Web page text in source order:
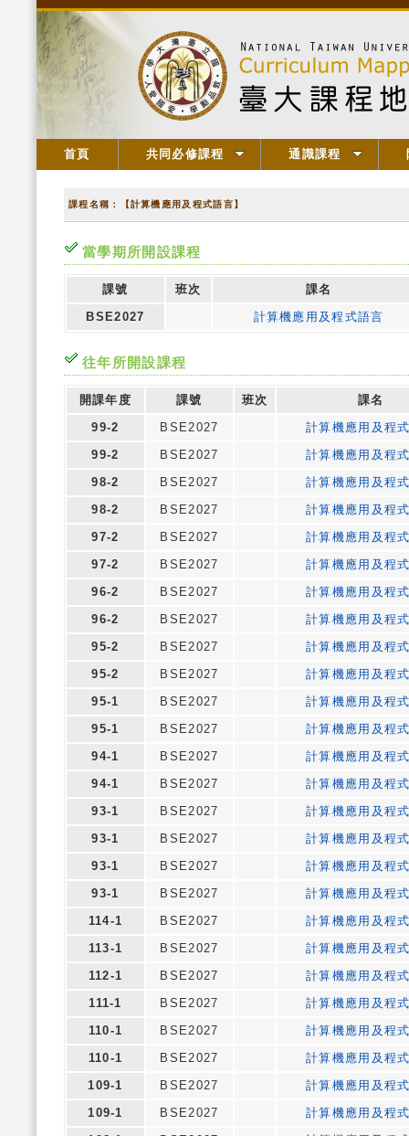
首頁 共同必修課程 通識課程
課程名稱：【計算機應用及程式語言】
當學期所開設課程
課號 班次
課名
BSE2027
計算機應用及程式語言
往年所開設課程
開課年度 課號 班次
課名
99-2
BSE2027
計算機應用及程
99-2
BSE2027
計算機應用及程
98-2
BSE2027
計算機應用及程
98-2
BSE2027
計算機應用及程
97-2
BSE2027
計算機應用及程
97-2
BSE2027
計算機應用及程
96-2
BSE2027
計算機應用及程
96-2
BSE2027
計算機應用及程
95-2
BSE2027
計算機應用及程
95-2
BSE2027
計算機應用及程
95-1
BSE2027
計算機應用及程
95-1
BSE2027
計算機應用及程
94-1
BSE2027
計算機應用及程
94-1
BSE2027
計算機應用及程
93-1
BSE2027
計算機應用及程
93-1
BSE2027
計算機應用及程
93-1
BSE2027
計算機應用及程
93-1
BSE2027
計算機應用及程
114-1
BSE2027
計算機應用及程
113-1
BSE2027
計算機應用及程
112-1
BSE2027
計算機應用及程
111-1
BSE2027
計算機應用及程
110-1
BSE2027
計算機應用及程
110-1
BSE2027
計算機應用及程
109-1
BSE2027
計算機應用及程
109-1
BSE2027
計算機應用及程